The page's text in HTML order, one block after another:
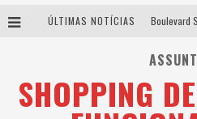
ÚLTIMAS NOTÍCIAS
SHOPPING